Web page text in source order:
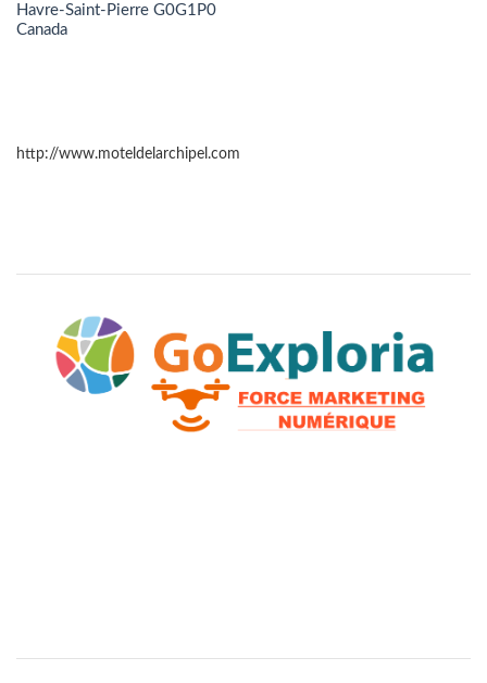
Havre-Saint-Pierre G0G1P0
Canada
http://www.moteldelarchipel.com